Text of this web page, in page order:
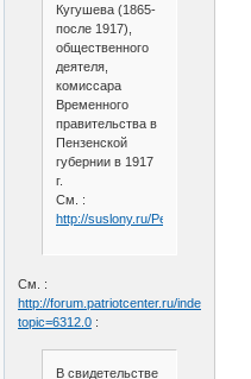
Кугушева (1865-
после 1917),
общественного
деятеля,
комиссара
Временного
правительства в
Пензенской
губернии в 1917
г.
См. :
http://suslony.ru/Penzagebiet/
См. :
http://forum.patriotcenter.ru/index.php?
topic=6312.0 :
В свидетельстве